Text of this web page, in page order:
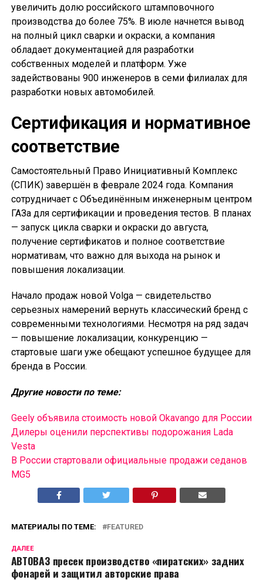
увеличить долю российского штамповочного
производства до более 75%. В июле начнется вывод
на полный цикл сварки и окраски, а компания
обладает документацией для разработки
собственных моделей и платформ. Уже
задействованы 900 инженеров в семи филиалах для
разработки новых автомобилей.
Сертификация и нормативное
соответствие
Самостоятельный Право Инициативный Комплекс
(СПИК) завершён в феврале 2024 года. Компания
сотрудничает с Объединённым инженерным центром
ГАЗа для сертификации и проведения тестов. В планах
— запуск цикла сварки и окраски до августа,
получение сертификатов и полное соответствие
нормативам, что важно для выхода на рынок и
повышения локализации.
Начало продаж новой Volga — свидетельство
серьезных намерений вернуть классический бренд с
современными технологиями. Несмотря на ряд задач
— повышение локализации, конкуренцию —
стартовые шаги уже обещают успешное будущее для
бренда в России.
Другие новости по теме:
Geely объявила стоимость новой Okavango для России
Дилеры оценили перспективы подорожания Lada
Vesta
В России cтартовали официальные продажи седанов
MG5
МАТЕРИАЛЫ ПО ТЕМЕ: FEATURED
ДАЛЕЕ
АВТОВАЗ пресек производство «пиратских» задних
фонарей и защитил авторские права